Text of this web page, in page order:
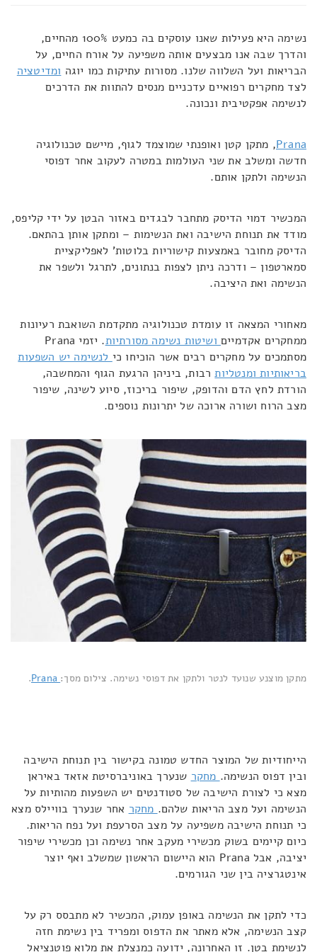
נשימה היא פעילות שאנו עוסקים בה כמעט 100% מהחיים,
והדרך שבה אנו מבצעים אותה משפיעה על אורח החיים, על
הבריאות ועל השלווה שלנו. מסורות עתיקות כמו יוגה ומדיטציה
לצד מחקרים רפואיים עדכניים מנסים להתוות את הדרכים
לנשימה אפקטיבית ונכונה.
Prana, מתקן קטן ואופנתי שמוצמד לגוף, מיישם טכנולוגיה
חדשה ומשלב את שני העולמות במטרה לעקוב אחר דפוסי
הנשימה ולתקן אותם.
המכשיר דמוי הדיסק מתחבר לבגדים באזור הבטן על ידי קליפס,
מודד את תנוחת הישיבה ואת הנשימות – ומתקן אותן בהתאם.
הדיסק מחובר באמצעות קישוריות בלוטות' לאפליקציית
סמארטפון – ודרכה ניתן לצפות בנתונים, לתרגל ולשפר את
הנשימה ואת היציבה.
מאחורי המצאה זו עומדת טכנולוגיה מתקדמת השואבת רעיונות
ממחקרים אקדמיים ושיטות נשימה מסורתיות
. יזמי Prana
מסתמכים על מחקרים רבים אשר הוכיחו כי לנשימה יש השפעות
בריאותיות ומנטליותרבות, ביניהן הרגעת הגוף והמחשבה,
הורדת לחץ הדם והדופק, שיפור בריכוז, סיוע לשינה, שיפור
מצב הרוח ושורה ארוכה של יתרונות נוספים.
מתקן מוצנע שנועד לנטר ולתקן את דפוסי נשימה. צילום מסך: .
הייחודיות של המוצר החדש טמונה בקישור בין תנוחת הישיבה
ובין דפוס הנשימה. מחקר שנערך באוניברסיטת אזאד באיראן
מצא כי לצורת הישיבה של סטודנטים יש השפעות מהותיות על
הנשימה ועל מצב הריאות שלהם. מחקר אחר שנערך בוויילס מצא
כי תנוחת הישיבה משפיעה על מצב הסרעפת ועל נפח הריאות.
כיום קיימים בשוק מכשירי מעקב אחר נשימה וכן מכשירי שיפור
יציבה, אבל Prana הוא היישום הראשון שמשלב ואף יוצר
אינטגרציה בין שני הגורמים.
כדי לתקן את הנשימה באופן עמוק, המכשיר לא מתבסס רק על
קצב הנשימה, אלא מאתר את הדפוס ומפריד בין נשימת חזה
לנשימת בטן. זו האחרונה, ידועה כמנצלת את מלוא פוטנציאל